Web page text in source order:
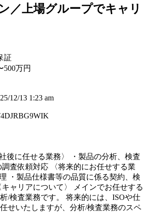
／上場グループでキャリ
証
500万円
12/13 1:23 am
後に任せる業務〉 ・製品の分析、検査
査依頼対応 〈将来的にお任せする業
・製品仕様書等の品質に係る契約、検
ャリアについて〉 メインでお任せする
/検査業務です。 将来的には、ISOや仕
せいたしますが、分析/検査業務のスペ